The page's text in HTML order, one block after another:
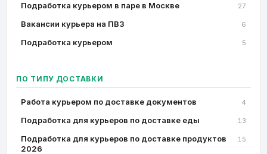
Подработка курьером в паре в Москве 27
Вакансии курьера на ПВЗ 6
Подработка курьером 5
ПО ТИПУ ДОСТАВКИ
Работа курьером по доставке документов 4
Подработка для курьеров по доставке еды 13
Подработка для курьеров по доставке продуктов
2026
15